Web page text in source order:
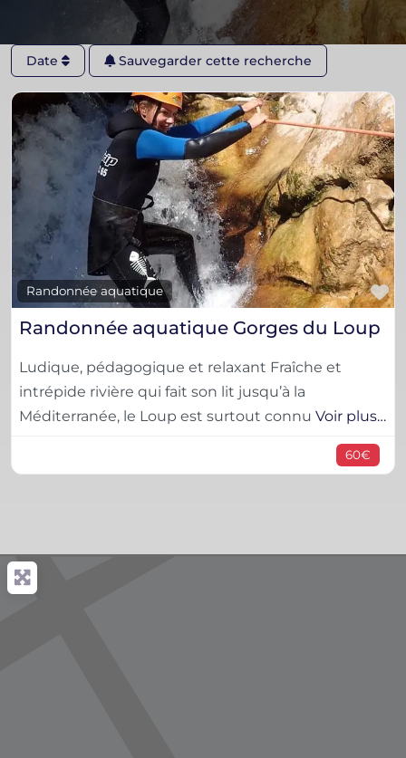
Date Sauvegarder cette recherche
Randonnée aquatique
Randonnée aquatique Gorges du Loup
Ludique, pédagogique et relaxant Fraîche et
intrépide rivière qui fait son lit jusqu’à la
Méditerranée, le Loup est surtout connu Voir plus…
60€